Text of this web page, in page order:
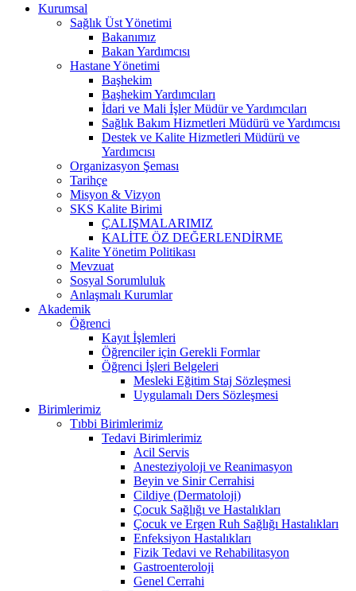
Kurumsal
Sağlık Üst Yönetimi
Bakanımız
Bakan Yardımcısı
Hastane Yönetimi
Başhekim
Başhekim Yardımcıları
İdari ve Mali İşler Müdür ve Yardımcıları
Sağlık Bakım Hizmetleri Müdürü ve Yardımcısı
Destek ve Kalite Hizmetleri Müdürü ve
Yardımcısı
Organizasyon Şeması
Tarihçe
Misyon & Vizyon
SKS Kalite Birimi
ÇALIŞMALARIMIZ
KALİTE ÖZ DEĞERLENDİRME
Kalite Yönetim Politikası
Mevzuat
Sosyal Sorumluluk
Anlaşmalı Kurumlar
Akademik
Öğrenci
Kayıt İşlemleri
Öğrenciler için Gerekli Formlar
Öğrenci İşleri Belgeleri
Mesleki Eğitim Staj Sözleşmesi
Uygulamalı Ders Sözleşmesi
Birimlerimiz
Tıbbi Birimlerimiz
Tedavi Birimlerimiz
Acil Servis
Anesteziyoloji ve Reanimasyon
Beyin ve Sinir Cerrahisi
Cildiye (Dermatoloji)
Çocuk Sağlığı ve Hastalıkları
Çocuk ve Ergen Ruh Sağlığı Hastalıkları
Enfeksiyon Hastalıkları
Fizik Tedavi ve Rehabilitasyon
Gastroenteroloji
Genel Cerrahi